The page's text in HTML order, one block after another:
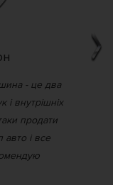
- це два
і внутрішніх
продати
і все